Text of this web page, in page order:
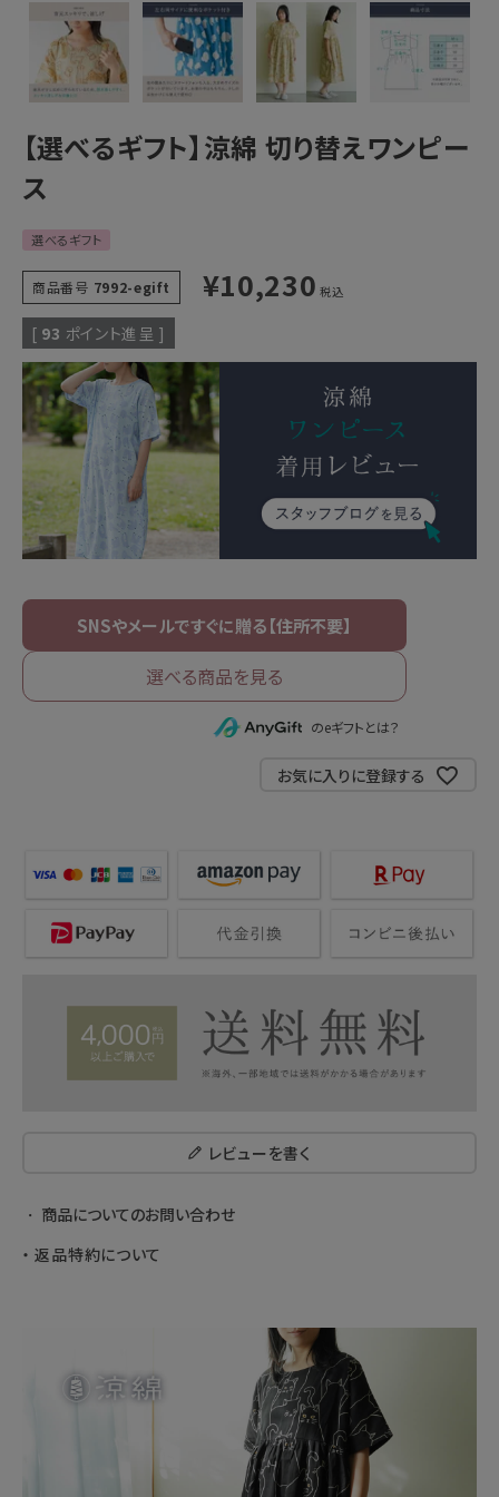
【選べるギフト】涼綿 切り替えワンピー
ス
選べるギフト
商品番号 7992-egift ¥10,230 税込
[ 93 ポイント進呈 ]
選べる商品を見る
のeギフトとは？
お気に入りに登録する
レビューを書く
商品についてのお問い合わせ
返品特約について